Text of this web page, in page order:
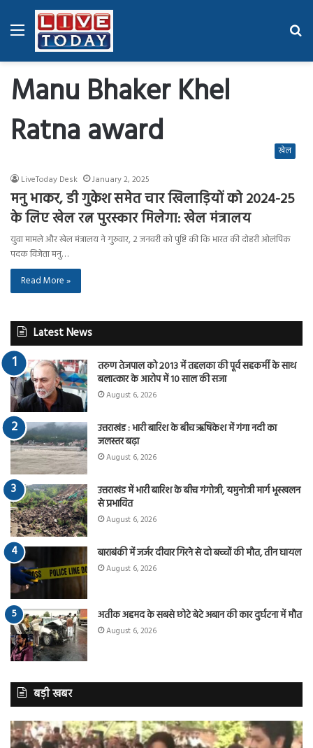
Menu
Manu Bhaker Khel
Ratna award
खेल
LiveToday Desk January 2, 2025
मनु भाकर, डी गुकेश समेत चार खिलाड़ियों को 2024-25
के लिए खेल रत्न पुरस्कार मिलेगा: खेल मंत्रालय
युवा मामले और खेल मंत्रालय ने गुरुवार, 2 जनवरी को पुष्टि की कि भारत की दोहरी ओलंपिक
पदक विजेता मनु…
Read More »
Latest News
तरुण तेजपाल को 2013 में तहलका की पूर्व सहकर्मी के साथ
बलात्कार के आरोप में 10 साल की सजा
August 6, 2026
उत्तराखंड : भारी बारिश के बीच ऋषिकेश में गंगा नदी का
जलस्तर बढ़ा
August 6, 2026
उत्तराखंड में भारी बारिश के बीच गंगोत्री, यमुनोत्री मार्ग भूस्खलन
से प्रभावित
August 6, 2026
बाराबंकी में जर्जर दीवार गिरने से दो बच्चों की मौत, तीन घायल
August 6, 2026
अतीक अहमद के सबसे छोटे बेटे अबान की कार दुर्घटना में मौत
August 6, 2026
बड़ी खबर